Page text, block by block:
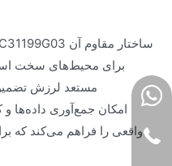
برای محیط‌های سخت
مستعد لرزش
واقعی را فراهم می‌کند که